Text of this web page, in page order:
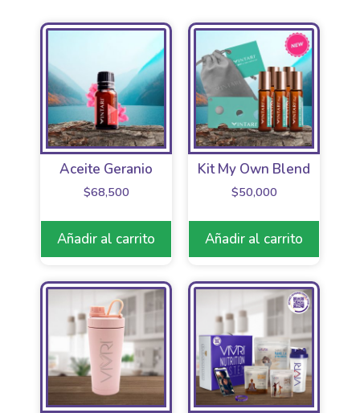
Aceite Geranio
$68,500
Añadir al carrito
Kit My Own Blend
$50,000
Añadir al carrito